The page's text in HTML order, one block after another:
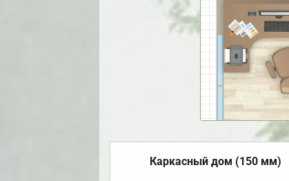
Каркасный дом (150 мм)